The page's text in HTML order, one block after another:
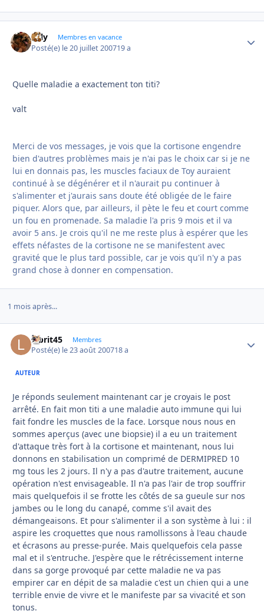
valy Membres en vacance
Posté(e) le 20 juillet 200719 a
Quelle maladie a exactement ton titi?
valt
Merci de vos messages, je vois que la cortisone engendre
bien d'autres problèmes mais je n'ai pas le choix car si je ne
lui en donnais pas, les muscles faciaux de Toy auraient
continué à se dégénérer et il n'aurait pu continuer à
s'alimenter et j'aurais sans doute été obligée de le faire
piquer. Alors que, par ailleurs, il pète le feu et court comme
un fou en promenade. Sa maladie l'a pris 9 mois et il va
avoir 5 ans. Je crois qu'il ne me reste plus à espérer que les
effets néfastes de la cortisone ne se manifestent avec
gravité que le plus tard possible, car je vois qu'il n'y a pas
grand chose à donner en compensation.
1 mois après...
labrit45 Membres
Posté(e) le 23 août 200718 a
AUTEUR
Je réponds seulement maintenant car je croyais le post
arrêté. En fait mon titi a une maladie auto immune qui lui
fait fondre les muscles de la face. Lorsque nous nous en
sommes aperçus (avec une biopsie) il a eu un traitement
d'attaque très fort à la cortisone et maintenant, nous lui
donnons en stabilisation un comprimé de DERMIPRED 10
mg tous les 2 jours. Il n'y a pas d'autre traitement, aucune
opération n'est envisageable. Il n'a pas l'air de trop souffrir
mais quelquefois il se frotte les côtés de sa gueule sur nos
jambes ou le long du canapé, comme s'il avait des
démangeaisons. Et pour s'alimenter il a son système à lui : il
aspire les croquettes que nous ramollissons à l'eau chaude
et écrasons au presse-purée. Mais quelquefois cela passe
mal et il s'entruche. J'espère que le rétrécissement interne
dans sa gorge provoqué par cette maladie ne va pas
empirer car en dépit de sa maladie c'est un chien qui a une
terrible envie de vivre et le manifeste par sa vivacité et son
tonus.